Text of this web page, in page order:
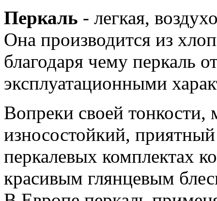
Перкаль - легкая,
Она производится из
благодаря чему перкаль
эксплуатационными
Вопреки своей
износостойкий,
перкалевых комплектах
красивым глянцевым